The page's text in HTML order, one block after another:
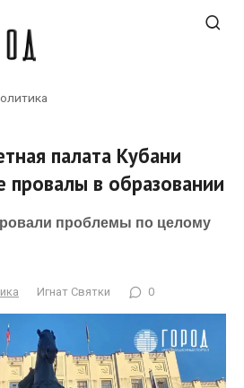
палата Кубани
провалы в образовании
проблемы по целому
Игнат Святки 0